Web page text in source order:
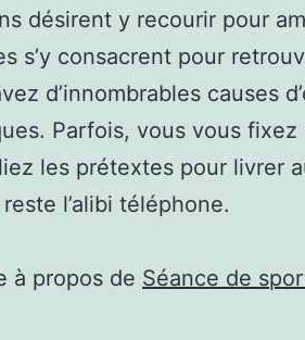
désirent y recourir pour
s’y consacrent pour
d’innombrables causes
Parfois, vous vous
les prétextes pour livrer
l’alibi téléphone.
à propos de Séance de